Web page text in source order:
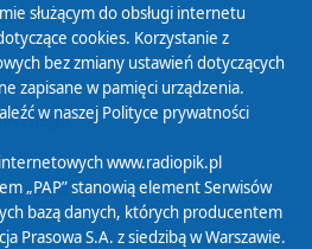
osobowych
służącym do obsługi internetu
cookies. Korzystanie z
bez zmiany ustawień dotyczących
zapisane w pamięci urządzenia.
w naszej Polityce prywatności
www.radiopik.pl
„PAP” stanowią element Serwisów
bazą danych, których producentem
Prasowa S.A. z siedzibą w Warszawie.